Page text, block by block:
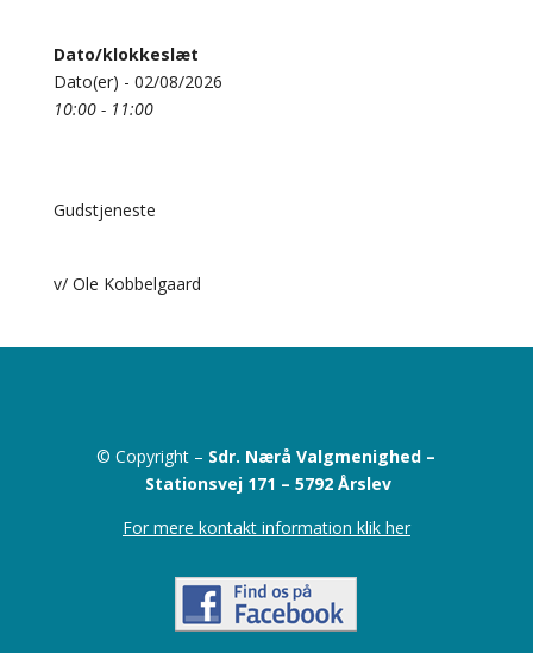
Dato/klokkeslæt
Dato(er) - 02/08/2026
10:00 - 11:00
Gudstjeneste
v/ Ole Kobbelgaard
© Copyright – Sdr. Nærå Valgmenighed –
Stationsvej 171 –5792 Årslev
For mere kontakt information klik her